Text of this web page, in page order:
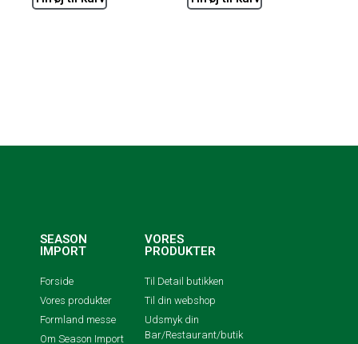
SEASON
IMPORT
Forside
Vores produkter
Formland messe
Om Season Import
VORES
PRODUKTER
Til Detail butikken
Til din webshop
Udsmyk din
Bar/Restaurant/butik